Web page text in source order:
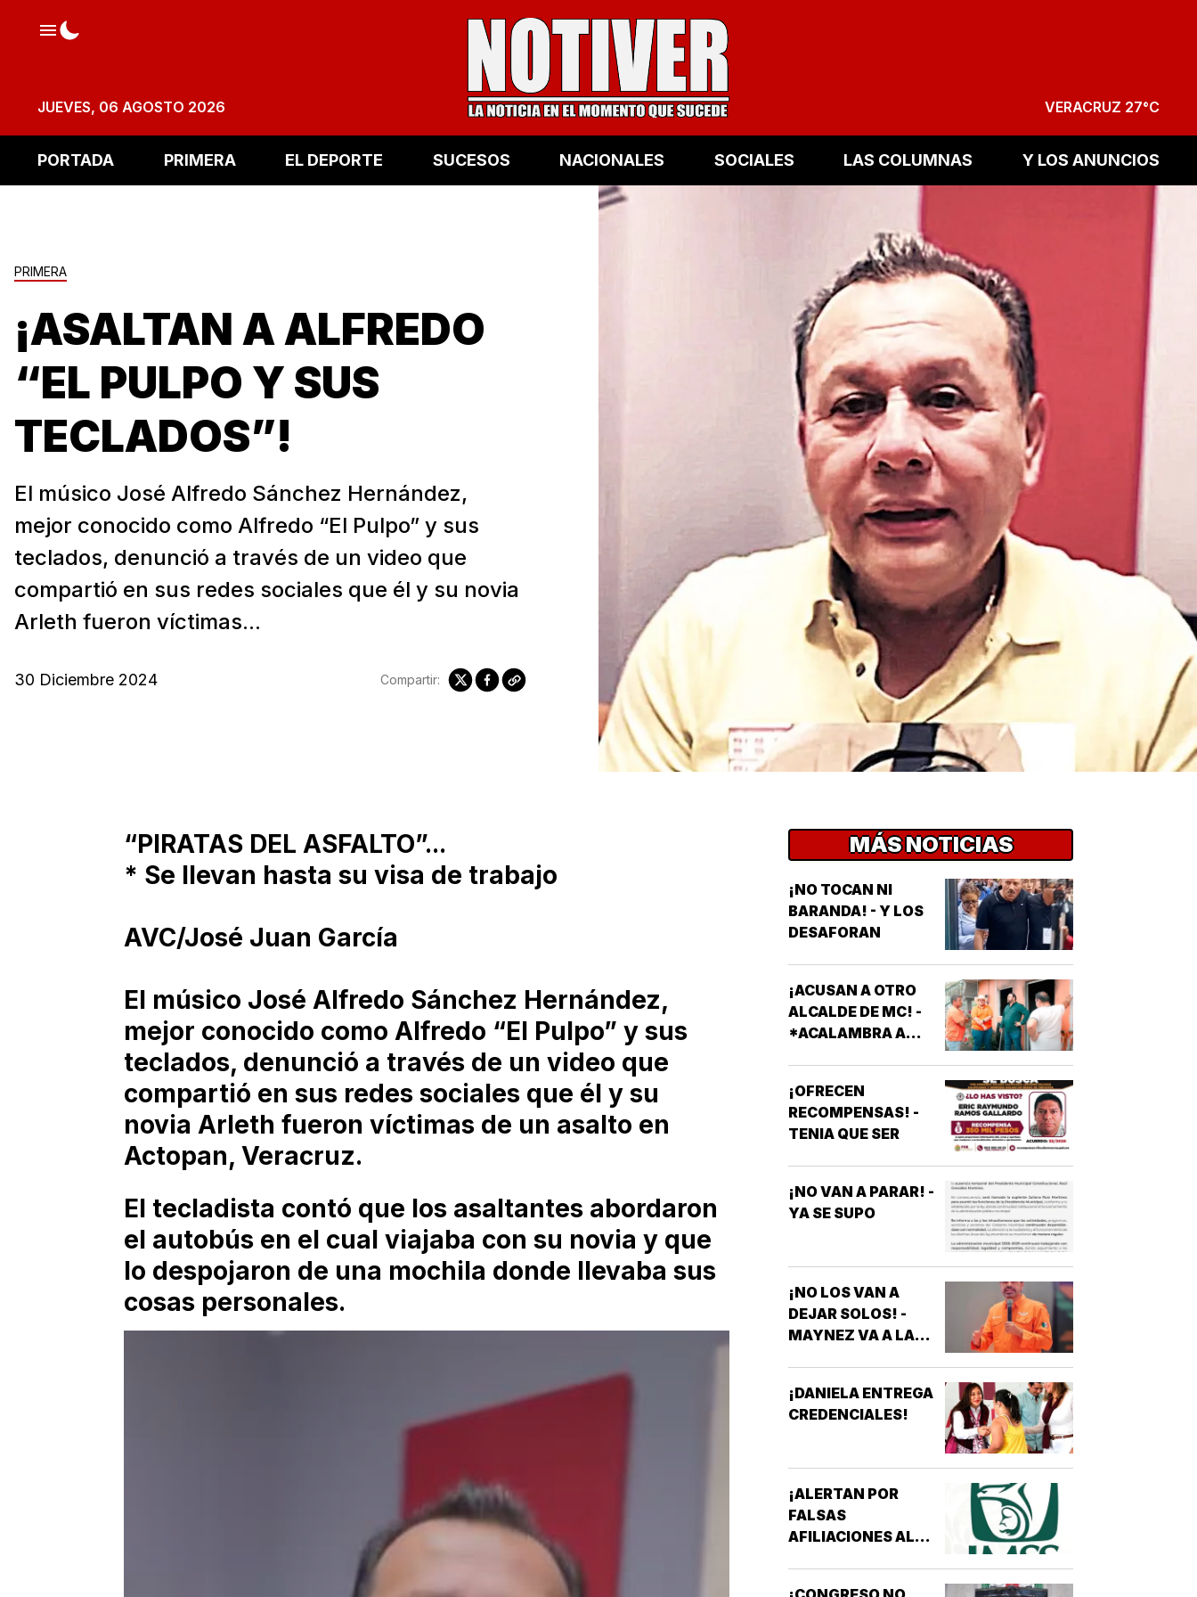
JUEVES, 06 AGOSTO 2026 VERACRUZ 27°C
PORTADA PRIMERA EL DEPORTE SUCESOS NACIONALES SOCIALES LAS COLUMNAS Y LOS ANUNCIOS
PRIMERA
¡ASALTAN A ALFREDO
“EL PULPO Y SUS
TECLADOS”!
El músico José Alfredo Sánchez Hernández,
mejor conocido como Alfredo “El Pulpo” y sus
teclados, denunció a través de un video que
compartió en sus redes sociales que él y su novia
Arleth fueron víctimas...
30 Diciembre 2024 Compartir:
“PIRATAS DEL ASFALTO”...
* Se llevan hasta su visa de trabajo
AVC/José Juan García
El músico José Alfredo Sánchez Hernández,
mejor conocido como Alfredo “El Pulpo” y sus
teclados, denunció a través de un video que
compartió en sus redes sociales que él y su
novia Arleth fueron víctimas de un asalto en
Actopan, Veracruz.
El tecladista contó que los asaltantes abordaron
el autobús en el cual viajaba con su novia y que
lo despojaron de una mochila donde llevaba sus
cosas personales.
MÁS NOTICIAS
¡NO TOCAN NI
BARANDA! - Y LOS
DESAFORAN
¡ACUSAN A OTRO
ALCALDE DE MC! -
*ACALAMBRA A
¡OFRECEN
RECOMPENSAS! -
TENIA QUE SER
¡NO VAN A PARAR! -
YA SE SUPO
¡NO LOS VAN A
DEJAR SOLOS! -
MAYNEZ VA A LA
¡DANIELA ENTREGA
CREDENCIALES!
¡ALERTAN POR
FALSAS
AFILIACIONES AL